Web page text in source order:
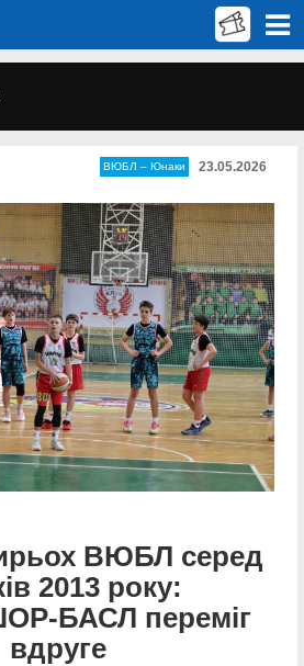
ВЮБЛ – Юнаки 23.05.2026
ВЮБЛ серед
2013 року:
БАСЛ переміг
вдруге